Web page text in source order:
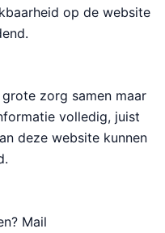
op de website
zorg samen maar
volledig, juist
deze website kunnen
Mail